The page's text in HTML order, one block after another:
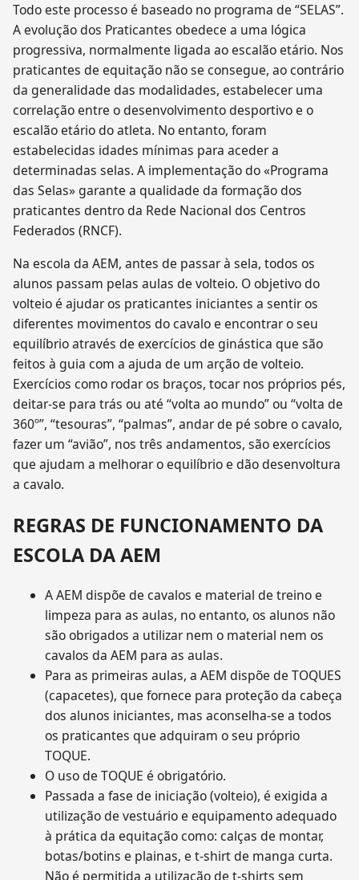
Todo este processo é baseado no programa de “SELAS”.
A evolução dos Praticantes obedece a uma lógica
progressiva, normalmente ligada ao escalão etário. Nos
praticantes de equitação não se consegue, ao contrário
da generalidade das modalidades, estabelecer uma
correlação entre o desenvolvimento desportivo e o
escalão etário do atleta. No entanto, foram
estabelecidas idades mínimas para aceder a
determinadas selas. A implementação do «Programa
das Selas» garante a qualidade da formação dos
praticantes dentro da Rede Nacional dos Centros
Federados (RNCF).
Na escola da AEM, antes de passar à sela, todos os
alunos passam pelas aulas de volteio. O objetivo do
volteio é ajudar os praticantes iniciantes a sentir os
diferentes movimentos do cavalo e encontrar o seu
equilíbrio através de exercícios de ginástica que são
feitos à guia com a ajuda de um arção de volteio.
Exercícios como rodar os braços, tocar nos próprios pés,
deitar-se para trás ou até “volta ao mundo” ou “volta de
360º”, “tesouras”, “palmas”, andar de pé sobre o cavalo,
fazer um “avião”, nos três andamentos, são exercícios
que ajudam a melhorar o equilíbrio e dão desenvoltura
a cavalo.
REGRAS DE FUNCIONAMENTO DA
ESCOLA DA AEM
A AEM dispõe de cavalos e material de treino e
limpeza para as aulas, no entanto, os alunos não
são obrigados a utilizar nem o material nem os
cavalos da AEM para as aulas.
Para as primeiras aulas, a AEM dispõe de TOQUES
(capacetes), que fornece para proteção da cabeça
dos alunos iniciantes, mas aconselha-se a todos
os praticantes que adquiram o seu próprio
TOQUE.
O uso de TOQUE é obrigatório.
Passada a fase de iniciação (volteio), é exigida a
utilização de vestuário e equipamento adequado
à prática da equitação como: calças de montar,
botas/botins e plainas, e t-shirt de manga curta.
Não é permitida a utilização de t-shirts sem